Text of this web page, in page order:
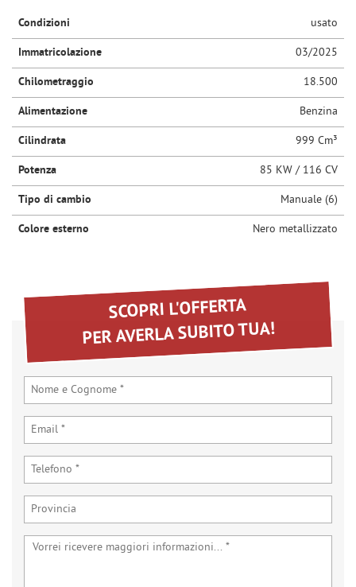
NEWS
AREA COMMERCIANTI
Condizioni usato
Immatricolazione 03/2025
Chilometraggio 18.500
Alimentazione Benzina
Cilindrata 999 Cm³
Potenza 85 KW / 116 CV
Tipo di cambio Manuale (6)
Colore esterno Nero metallizzato
SCOPRI L'OFFERTA
PER AVERLA SUBITO TUA!
strumenti
di
si
rimanda
alla
cookie
policy.
Puoi
rivedere
e
modificare
le
momento.
Cookie necessari
Cookie delle preferenze
Cookie per il miglioramento dell'esperienza utente
Cookie analitici